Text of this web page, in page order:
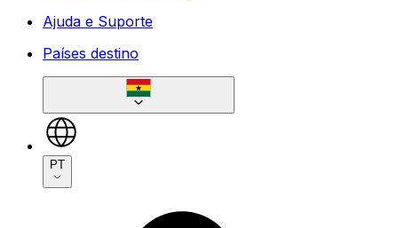
Ajuda e Suporte
Países destino
PT